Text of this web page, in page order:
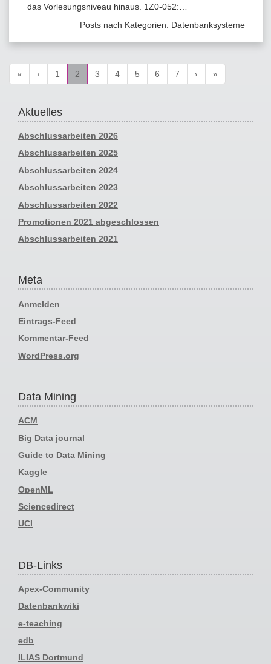
das Vorlesungsniveau hinaus. 1Z0-052:…
Posts nach Kategorien: Datenbanksysteme
« ‹ 1 2 3 4 5 6 7 › »
Aktuelles
Abschlussarbeiten 2026
Abschlussarbeiten 2025
Abschlussarbeiten 2024
Abschlussarbeiten 2023
Abschlussarbeiten 2022
Promotionen 2021 abgeschlossen
Abschlussarbeiten 2021
Meta
Anmelden
Eintrags-Feed
Kommentar-Feed
WordPress.org
Data Mining
ACM
Big Data journal
Guide to Data Mining
Kaggle
OpenML
Sciencedirect
UCI
DB-Links
Apex-Community
Datenbankwiki
e-teaching
edb
ILIAS Dortmund